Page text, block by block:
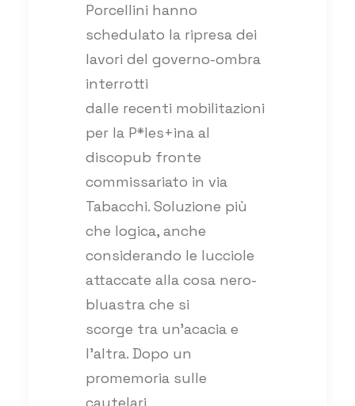
Porcellini hanno
schedulato la ripresa dei
lavori del governo-ombra
interrotti
dalle recenti mobilitazioni
per la P*les+ina al
discopub fronte
commissariato in via
Tabacchi. Soluzione più
che logica, anche
considerando le lucciole
attaccate alla cosa nero-
bluastra che si
scorge tra un’acacia e
l’altra. Dopo un
promemoria sulle